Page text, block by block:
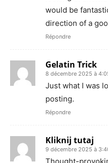
would be
direction of a
Répondre
Gelatin Trick
8 décembre 2025 à
Just what I was
posting.
Répondre
Kliknij tutaj
9 décembre 2025 à
Thought-